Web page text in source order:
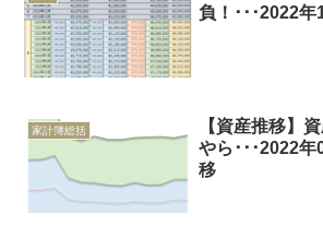
負！･･･2022年
家計簿総括
【資産推移】
やら･･･2022
移